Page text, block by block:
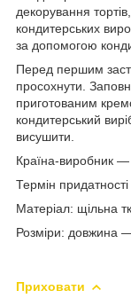
декорування
кондитерських
за допомогою
Перед першим
просохнути.
приготованим
кондитерський
висушити.
Країна-виробник —
Термін
Матеріал: щільна
Розміри: довжина
Приховати